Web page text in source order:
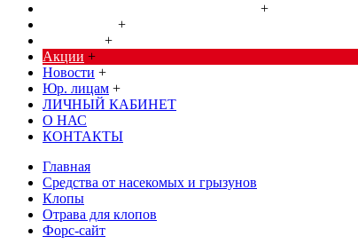
+
+
+
Акции +
Новости +
Юр. лицам +
ЛИЧНЫЙ КАБИНЕТ
О НАС
КОНТАКТЫ
Главная
Cредства от насекомых и грызунов
Клопы
Отрава для клопов
Форс-сайт